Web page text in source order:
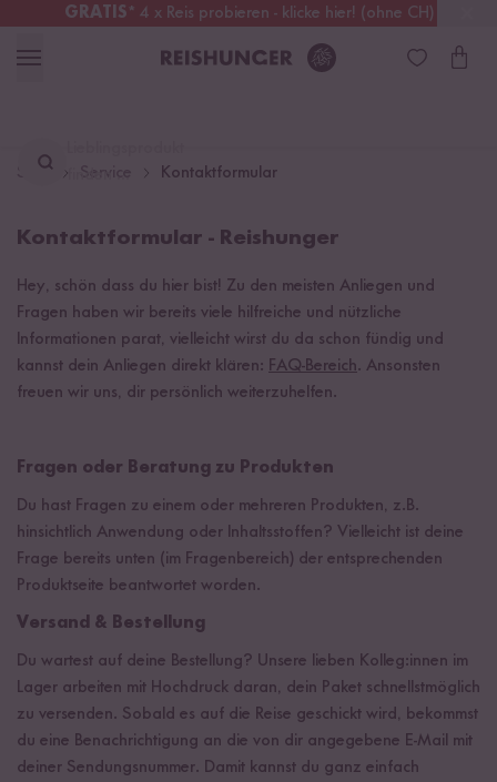
GRATIS* 4 x Reis probieren - klicke hier! (ohne CH)
Österreich Kostenloser Versand
finden ...
Start Kontaktformular
Kontaktformular - Reishunger
Hey, schön dass du hier bist! Zu den meisten Anliegen und
Fragen haben wir bereits viele hilfreiche und nützliche
Informationen parat, vielleicht wirst du da schon fündig und
kannst dein Anliegen direkt klären: FAQ-Bereich. Ansonsten
freuen wir uns, dir persönlich weiterzuhelfen.
Fragen oder Beratung zu Produkten
Du hast Fragen zu einem oder mehreren Produkten, z.B.
hinsichtlich Anwendung oder Inhaltsstoffen? Vielleicht ist deine
Frage bereits unten (im Fragenbereich) der entsprechenden
Produktseite beantwortet worden.
Versand & Bestellung
Du wartest auf deine Bestellung? Unsere lieben Kolleg:innen im
Lager arbeiten mit Hochdruck daran, dein Paket schnellstmöglich
zu versenden. Sobald es auf die Reise geschickt wird, bekommst
du eine Benachrichtigung an die von dir angegebene E-Mail mit
deiner Sendungsnummer. Damit kannst du ganz einfach